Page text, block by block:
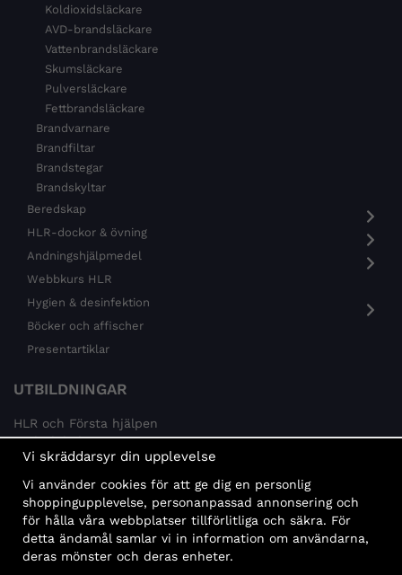
Koldioxidsläckare
AVD-brandsläckare
Vattenbrandsläckare
Skumsläckare
Pulversläckare
Fettbrandsläckare
Brandvarnare
Brandfiltar
Brandstegar
Brandskyltar
Beredskap
HLR-dockor & övning
Andningshjälpmedel
Webbkurs HLR
Hygien & desinfektion
Böcker och affischer
Presentartiklar
UTBILDNINGAR
HLR och Första hjälpen
Psykisk hälsa
Brandskydd
MÅLGRUPPER
Offentlig sektor och företag
Privatpersoner
Vi skräddarsyr din upplevelse
Vi använder cookies för att ge dig en personlig
shoppingupplevelse, personanpassad annonsering och
för hålla våra webbplatser tillförlitliga och säkra. För
detta ändamål samlar vi in information om användarna,
deras mönster och deras enheter.